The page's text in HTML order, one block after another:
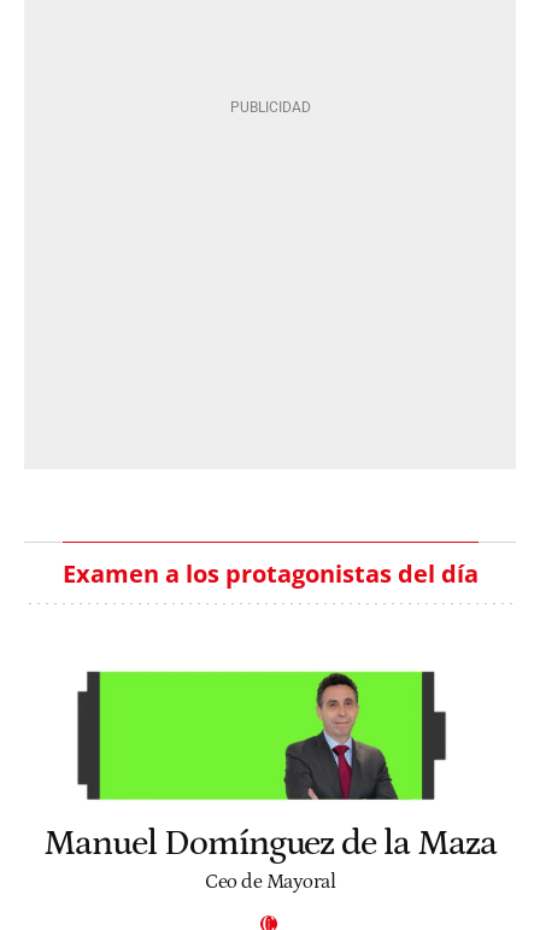
Examen a los protagonistas del día
Manuel Domínguez de la Maza
Ceo de Mayoral